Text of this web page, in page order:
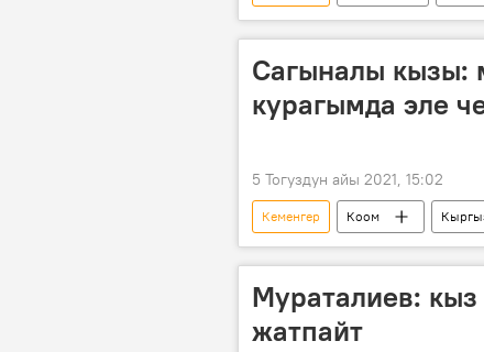
аталыш
сөз
Сагыналы кызы:
курагымда эле
5 Тогуздун айы 2021, 15:02
Кеменгер Коом
эмгек
Бактыгүл
Мураталиев: кыз
жатпайт